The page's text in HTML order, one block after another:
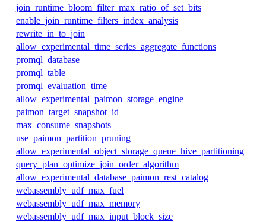
join_runtime_bloom_filter_max_ratio_of_set_bits
enable_join_runtime_filters_index_analysis
rewrite_in_to_join
allow_experimental_time_series_aggregate_functions
promql_database
promql_table
promql_evaluation_time
allow_experimental_paimon_storage_engine
paimon_target_snapshot_id
max_consume_snapshots
use_paimon_partition_pruning
allow_experimental_object_storage_queue_hive_partitioning
query_plan_optimize_join_order_algorithm
allow_experimental_database_paimon_rest_catalog
webassembly_udf_max_fuel
webassembly_udf_max_memory
webassembly_udf_max_input_block_size